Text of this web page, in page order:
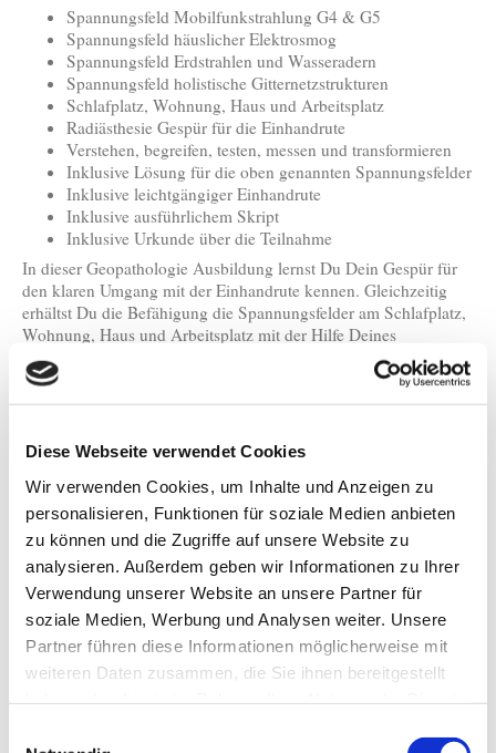
Diese Webseite verwendet Cookies
Wir verwenden Cookies, um Inhalte und Anzeigen zu
personalisieren, Funktionen für soziale Medien anbieten
zu können und die Zugriffe auf unsere Website zu
analysieren. Außerdem geben wir Informationen zu Ihrer
Verwendung unserer Website an unsere Partner für
soziale Medien, Werbung und Analysen weiter. Unsere
Partner führen diese Informationen möglicherweise mit
weiteren Daten zusammen, die Sie ihnen bereitgestellt
Spannungsfeld Mobilfunkstrahlung G4 & G5
Spannungsfeld häuslicher Elektrosmog
Spannungsfeld Erdstrahlen und Wasseradern
Spannungsfeld holistische Gitternetzstrukturen
Schlafplatz, Wohnung, Haus und Arbeitsplatz
Radiästhesie Gespür für die Einhandrute
Verstehen, begreifen, testen, messen und transformieren
Inklusive Lösung für die oben genannten Spannungsfelder
Inklusive leichtgängiger Einhandrute
Inklusive ausführlichem Skript
Inklusive Urkunde über die Teilnahme
In dieser Geopathologie Ausbildung lernst Du Dein Gespür für
den klaren Umgang mit der Einhandrute kennen. Gleichzeitig
erhältst Du die Befähigung die Spannungsfelder am Schlafplatz,
Wohnung, Haus und Arbeitsplatz mit der Hilfe Deines
Herzbewusstseins zu transformieren. Damit löst Du die
krankheitsfördernde Wirkung, der Spannungsfelder in Deinen
Lebensräumen, auf. So entstehen gesunde Räume, die Deine